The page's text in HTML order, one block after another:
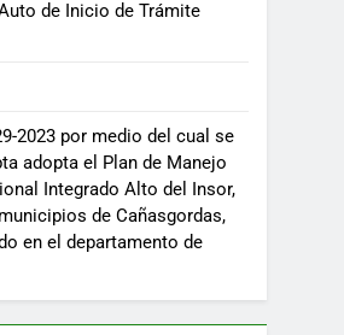
de Inicio de Trámite
2023 por medio del cual se
adopta el Plan de Manejo
Integrado Alto del Insor,
de Cañasgordas,
en el departamento de